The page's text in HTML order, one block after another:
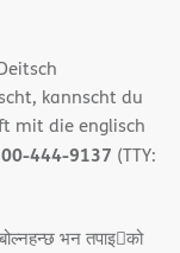
kannscht du
mit die englisch
444-9137 (TTY:
भन तपाइ􀉍को